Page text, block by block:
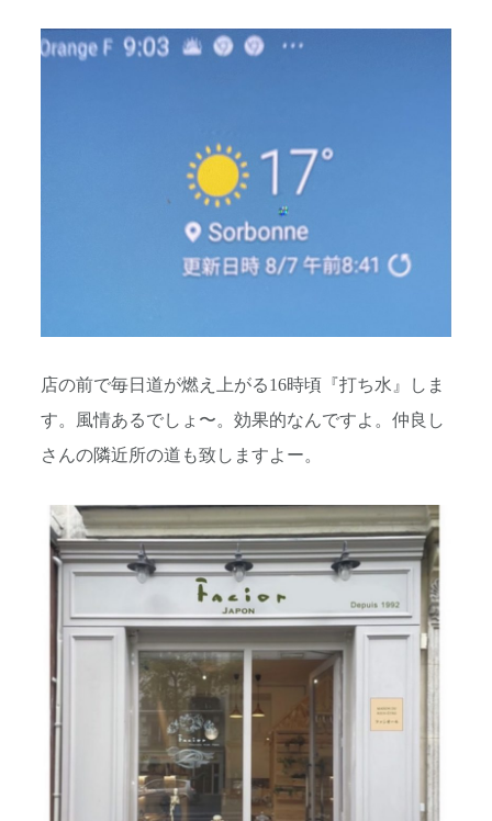
店の前で毎日道が燃え上がる16時頃『打ち水』しま
す。風情あるでしょ〜。効果的なんですよ。仲良し
さんの隣近所の道も致しますよー。